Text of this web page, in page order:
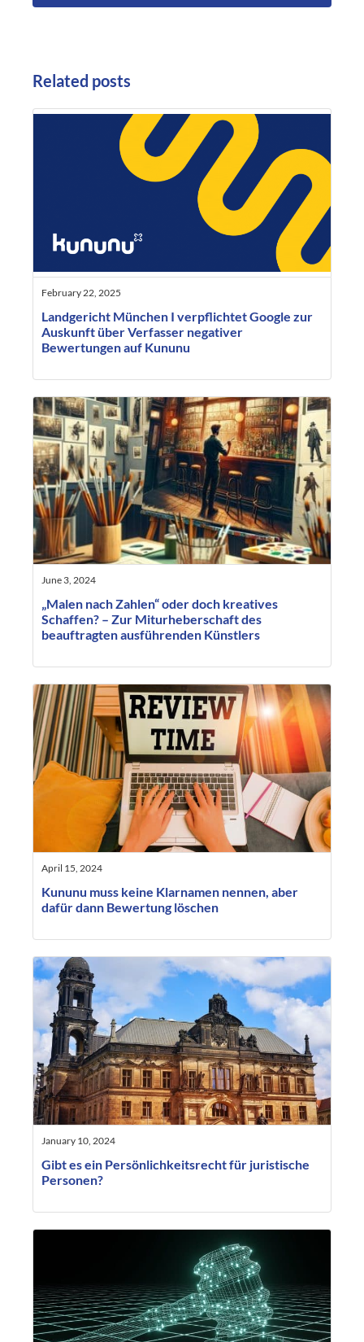
Related posts
February 22, 2025
Landgericht München I verpflichtet Google zur
Auskunft über Verfasser negativer
Bewertungen auf Kununu
June 3, 2024
„Malen nach Zahlen“ oder doch kreatives
Schaffen? – Zur Miturheberschaft des
beauftragten ausführenden Künstlers
April 15, 2024
Kununu muss keine Klarnamen nennen, aber
dafür dann Bewertung löschen
January 10, 2024
Gibt es ein Persönlichkeitsrecht für juristische
Personen?